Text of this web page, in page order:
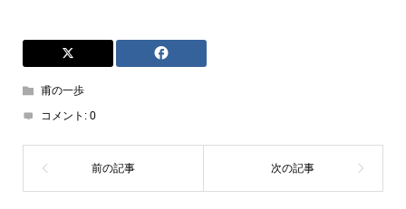
甫の一歩
コメント: 0